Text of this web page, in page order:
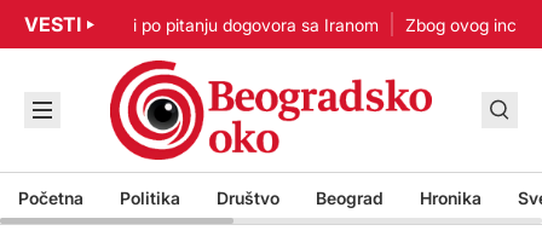
VESTI
Nisam u žurbi po pitanju dogovora sa Iranom Zbog ovog
Početna Politika Društvo Beograd Hronika